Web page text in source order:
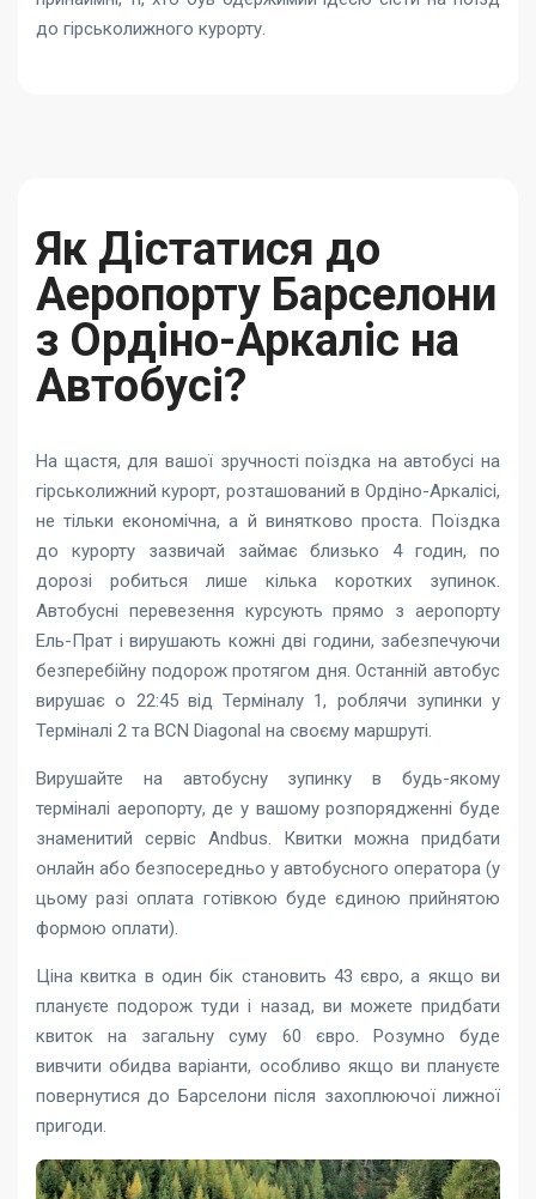
до гірськолижного курорту.
Як Дістатися до
Аеропорту Барселони
з Ордіно-Аркаліс на
Автобусі?
На щастя, для вашої зручності поїздка на автобусі на
гірськолижний курорт, розташований в Ордіно-Аркалісі,
не тільки економічна, а й винятково проста. Поїздка
до курорту зазвичай займає близько 4 годин, по
дорозі робиться лише кілька коротких зупинок.
Автобусні перевезення курсують прямо з аеропорту
Ель-Прат і вирушають кожні дві години, забезпечуючи
безперебійну подорож протягом дня. Останній автобус
вирушає о 22:45 від Терміналу 1, роблячи зупинки у
Терміналі 2 та BCN Diagonal на своєму маршруті.
Вирушайте на автобусну зупинку в будь-якому
терміналі аеропорту, де у вашому розпорядженні буде
знаменитий сервіс Andbus. Квитки можна придбати
онлайн або безпосередньо у автобусного оператора (у
цьому разі оплата готівкою буде єдиною прийнятою
формою оплати).
Ціна квитка в один бік становить 43 євро, а якщо ви
плануєте подорож туди і назад, ви можете придбати
квиток на загальну суму 60 євро. Розумно буде
вивчити обидва варіанти, особливо якщо ви плануєте
повернутися до Барселони після захоплюючої лижної
пригоди.